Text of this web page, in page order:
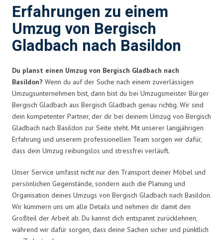
Erfahrungen zu einem
Umzug von Bergisch
Gladbach nach Basildon
Du planst einen Umzug von Bergisch Gladbach nach
Basildon? Wenn du auf der Suche nach einem zuverlässigen
Umzugsunternehmen bist, dann bist du bei Umzugsmeister Bürger
Bergisch Gladbach aus Bergisch Gladbach genau richtig. Wir sind
dein kompetenter Partner, der dir bei deinem Umzug von Bergisch
Gladbach nach Basildon zur Seite steht. Mit unserer langjährigen
Erfahrung und unserem professionellen Team sorgen wir dafür,
dass dein Umzug reibungslos und stressfrei verläuft.
Unser Service umfasst nicht nur den Transport deiner Möbel und
persönlichen Gegenstände, sondern auch die Planung und
Organisation deines Umzugs von Bergisch Gladbach nach Basildon.
Wir kümmern uns um alle Details und nehmen dir damit den
Großteil der Arbeit ab. Du kannst dich entspannt zurücklehnen,
während wir dafür sorgen, dass deine Sachen sicher und pünktlich